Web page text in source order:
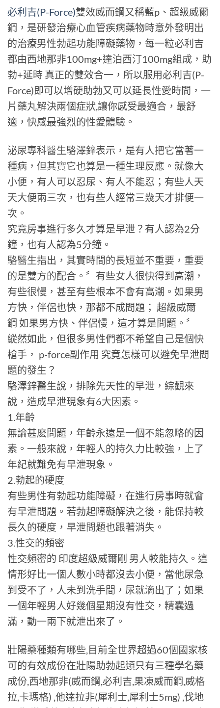
必利吉(P-Force)雙效威而鋼又稱藍p、超級威爾
鋼，是研發治療心血管疾病藥物時意外發明出
的治療男性勃起功能障礙藥物，每一粒必利吉
都由西地那非100mg+達泊西汀100mg組成，助
勃+延時 真正的雙效合一，所以服用必利吉(P-
Force)即可以增硬助勃又可以延長性愛時間，一
片藥丸解決兩個症狀,讓你感受最適合，最舒
適，快感最強烈的性愛體驗。
泌尿專科醫生駱澤鋅表示，是有人把它當著一
種病，但其實它也算是一種生理反應。就像大
小便，有人可以忍尿、有人不能忍；有些人天
天大便兩三次，也有些人經常三幾天才排便一
次。
究竟房事進行多久才算是早泄？有人認為2分
鐘，也有人認為5分鐘。
駱醫生指出，其實時間的長短並不重要，重要
的是雙方的配合。〞有些女人很快得到高潮，
有些很慢，甚至有些根本不會有高潮。如果男
方快，伴侶也快，那都不成問題； 超級威爾
鋼 如果男方快、伴侶慢，這才算是問題。〞
縱然如此，但很多男性們都不希望自己是個快
槍手， p-force副作用 究竟怎樣可以避免早泄問
題的發生？
駱澤鋅醫生說，排除先天性的早泄，綜觀來
說，造成早泄現象有6大因素。
1.年齡
無論甚麽問題，年齡永遠是一個不能忽略的因
素。一般來說，年輕人的持久力比較強，上了
年紀就難免有早泄現象。
2.勃起的硬度
有些男性有勃起功能障礙，在進行房事時就會
有早泄問題。若勃起障礙解決之後，能保持較
長久的硬度，早泄問題也跟著消失。
3.性交的頻密
性交頻密的 印度超級威爾剛 男人較能持久。這
情形好比一個人數小時都沒去小便，當他尿急
到受不了，人未到洗手間，尿就滴出了；如果
一個年輕男人好幾個星期沒有性交，精囊過
滿，動一兩下就泄出來了。
壯陽藥種類有哪些,目前全世界超過60個國家核
可的有效成份在壯陽助勃起類只有三種學名藥
成份,西地那非(威而鋼,必利吉,果凍威而鋼,威格
拉,卡瑪格) ,他達拉非(犀利士,犀利士5mg) ,伐地